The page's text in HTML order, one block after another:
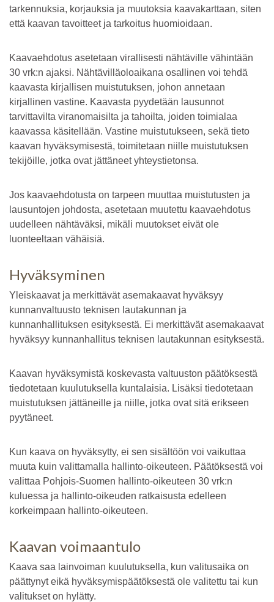
tarkennuksia, korjauksia ja muutoksia kaavakarttaan, siten
että kaavan tavoitteet ja tarkoitus huomioidaan.
Kaavaehdotus asetetaan virallisesti nähtäville vähintään
30 vrk:n ajaksi. Nähtävilläoloaikana osallinen voi tehdä
kaavasta kirjallisen muistutuksen, johon annetaan
kirjallinen vastine. Kaavasta pyydetään lausunnot
tarvittavilta viranomaisilta ja tahoilta, joiden toimialaa
kaavassa käsitellään. Vastine muistutukseen, sekä tieto
kaavan hyväksymisestä, toimitetaan niille muistutuksen
tekijöille, jotka ovat jättäneet yhteystietonsa.
Jos kaavaehdotusta on tarpeen muuttaa muistutusten ja
lausuntojen johdosta, asetetaan muutettu kaavaehdotus
uudelleen nähtäväksi, mikäli muutokset eivät ole
luonteeltaan vähäisiä.
Hyväksyminen
Yleiskaavat ja merkittävät asemakaavat hyväksyy
kunnanvaltuusto teknisen lautakunnan ja
kunnanhallituksen esityksestä. Ei merkittävät asemakaavat
hyväksyy kunnanhallitus teknisen lautakunnan esityksestä.
Kaavan hyväksymistä koskevasta valtuuston päätöksestä
tiedotetaan kuulutuksella kuntalaisia. Lisäksi tiedotetaan
muistutuksen jättäneille ja niille, jotka ovat sitä erikseen
pyytäneet.
Kun kaava on hyväksytty, ei sen sisältöön voi vaikuttaa
muuta kuin valittamalla hallinto-oikeuteen. Päätöksestä voi
valittaa Pohjois-Suomen hallinto-oikeuteen 30 vrk:n
kuluessa ja hallinto-oikeuden ratkaisusta edelleen
korkeimpaan hallinto-oikeuteen.
Kaavan voimaantulo
Kaava saa lainvoiman kuulutuksella, kun valitusaika on
päättynyt eikä hyväksymispäätöksestä ole valitettu tai kun
valitukset on hylätty.